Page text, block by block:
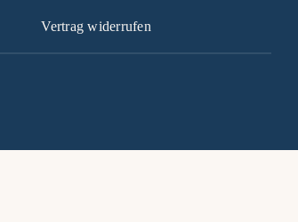
Vertrag widerrufen